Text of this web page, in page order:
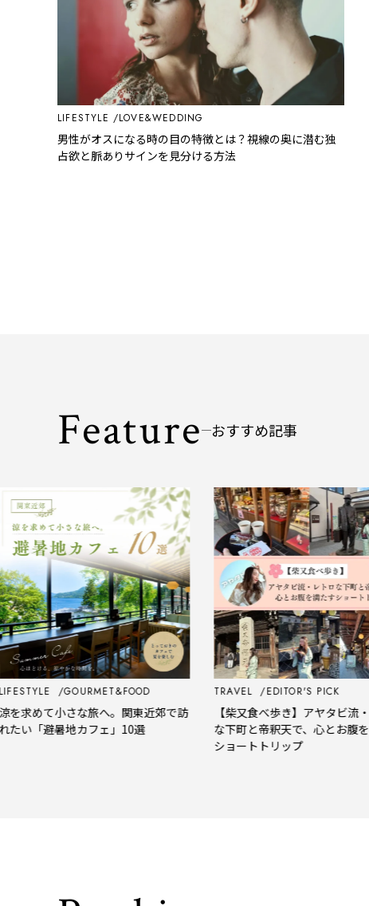
LIFESTYLE LOVE&WEDDING
男性がオスになる時の目の特徴とは？視線の奥に潜む独
占欲と脈ありサインを見分ける方法
Feature おすすめ記事
GOURMET&FOOD
さな旅へ。関東近郊で訪
地カフェ」10選
EDITOR'S PICK
【柴又食べ歩き】アヤタビ流・レトロ
な下町と帝釈天で、心とお腹を満たす
ショートトリップ